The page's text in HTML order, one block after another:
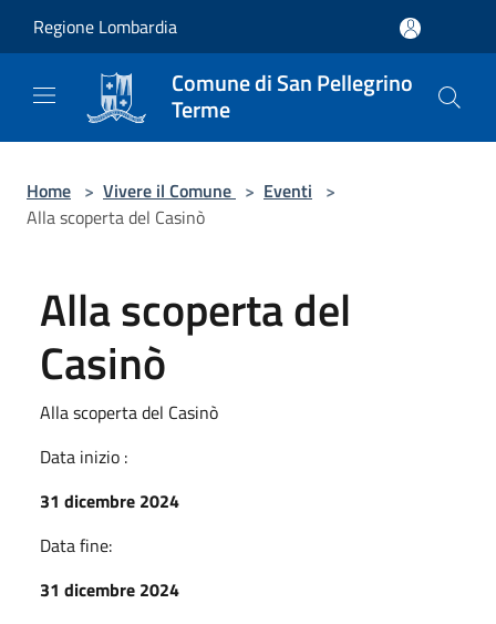
Regione Lombardia
Comune di San Pellegrino
Terme
Home > Vivere il Comune > Eventi >
Alla scoperta del Casinò
Alla scoperta del
Casinò
Alla scoperta del Casinò
Data inizio :
31 dicembre 2024
Data fine:
31 dicembre 2024